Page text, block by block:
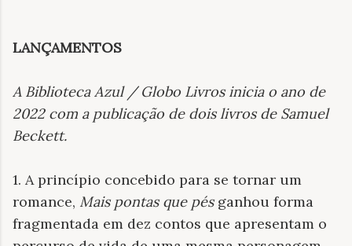
LANÇAMENTOS
A Biblioteca Azul / Globo Livros inicia o ano de
2022 com a publicação de dois livros de Samuel
Beckett.
1. A princípio concebido para se tornar um
romance, Mais pontas que pésganhou forma
fragmentada em dez contos que apresentam o